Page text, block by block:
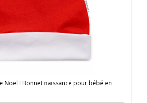
Noël ! Bonnet naissance pour bébé en